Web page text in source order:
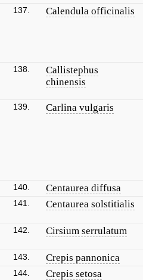
137. Calendula officinalis
138.
Callistephus
chinensis
139. Carlina vulgaris
140. Centaurea diffusa
141. Centaurea solstitialis
142. Cirsium serrulatum
143. Crepis pannonica
144. Crepis setosa